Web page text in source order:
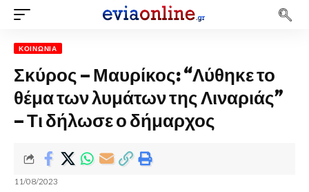
ΚΟΙΝΩΝΊΑ
Σκύρος – Μαυρίκος: “Λύθηκε το
θέμα των λυμάτων της Λιναριάς”
– Τι δήλωσε ο δήμαρχος
11/08/2023